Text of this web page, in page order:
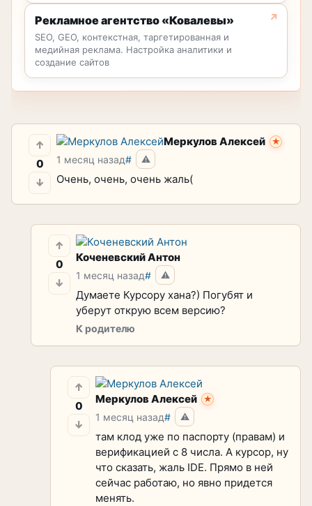
Рекламное агентство «Ковалевы»
SEO, GEO, контекстная, таргетированная и
медийная реклама. Настройка аналитики и
создание сайтов
↑
0
↓
Меркулов Алексей ★
1 месяц назад# ⚠
Очень, очень, очень жаль(
↑
0
↓
Коченевский Антон
1 месяц назад# ⚠
Думаете Курсору хана?) Погубят и
уберут открую всем версию?
К родителю
↑
0
↓
Меркулов Алексей ★
1 месяц назад# ⚠
там клод уже по паспорту (правам) и
верификацией с 8 числа. А курсор, ну
что сказать, жаль IDE. Прямо в ней
сейчас работаю, но явно придется
менять.